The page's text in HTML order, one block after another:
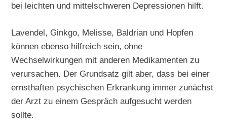
bei leichten und mittelschweren Depressionen hilft.
Lavendel, Ginkgo, Melisse, Baldrian und Hopfen
können ebenso hilfreich sein, ohne
Wechselwirkungen mit anderen Medikamenten zu
verursachen. Der Grundsatz gilt aber, dass bei einer
ernsthaften psychischen Erkrankung immer zunächst
der Arzt zu einem Gespräch aufgesucht werden
sollte.